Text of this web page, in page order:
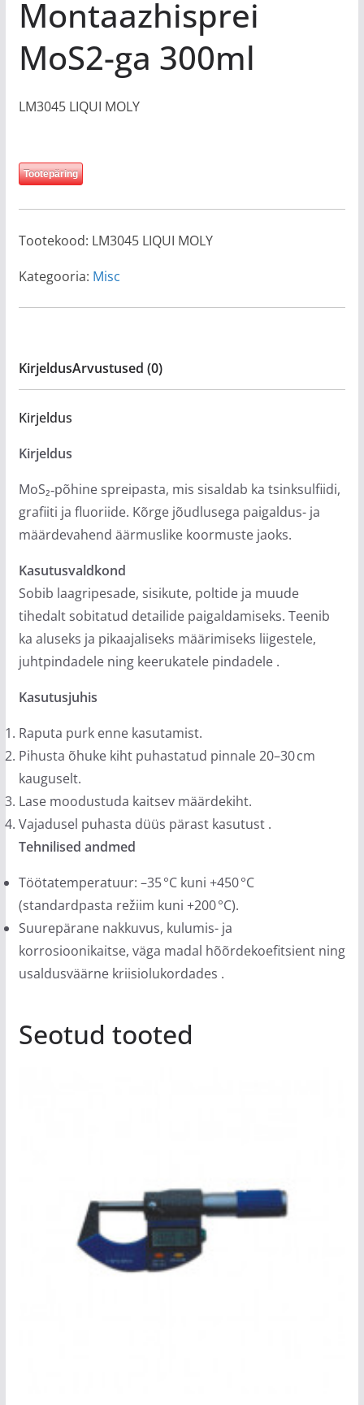
Montaazhisprei
MoS2-ga 300ml
LM3045 LIQUI MOLY
Tootepäring
Tootekood: LM3045 LIQUI MOLY
Kategooria: Misc
KirjeldusArvustused (0)
Kirjeldus
Kirjeldus
MoS₂‑põhine spreipasta, mis sisaldab ka tsinksulfiidi,
grafiiti ja fluoriide. Kõrge jõudlusega paigaldus- ja
määrdevahend äärmuslike koormuste jaoks.
Kasutusvaldkond
Sobib laagripesade, sisikute, poltide ja muude
tihedalt sobitatud detailide paigaldamiseks. Teenib
ka aluseks ja pikaajaliseks määrimiseks liigestele,
juhtpindadele ning keerukatele pindadele.
Kasutusjuhis
Raputa purk enne kasutamist.
Pihusta õhuke kiht puhastatud pinnale 20–30 cm
kauguselt.
Lase moodustuda kaitsev määrdekiht.
Vajadusel puhasta düüs pärast kasutust.
Tehnilised andmed
Töötatemperatuur: –35 °C kuni +450 °C
(standardpasta režiim kuni +200 °C).
Suurepärane nakkuvus, kulumis- ja
korrosioonikaitse, väga madal hõõrdekoefitsient ning
usaldusväärne kriisiolukordades .
Seotud tooted